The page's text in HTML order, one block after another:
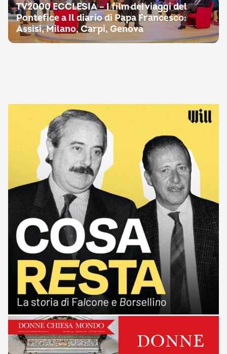
TV2000 ECCLESIA – I film dei viaggi del
Pontefice a Il diario di Papa Francesco:
Assisi, Milano, Carpi, Genova